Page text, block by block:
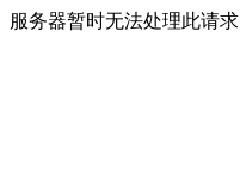
服务器暂时无法处理此请求